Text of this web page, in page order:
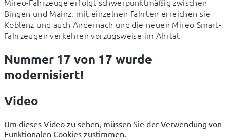
Bingen und Mainz, mit einzelnen Fahrten erreichen sie
Koblenz und auch Andernach und die neuen Mireo Smart-
Fahrzeugen verkehren vorzugsweise im Ahrtal.
Nummer 17 von 17 wurde
modernisiert!
Video
Um dieses Video zu sehen, müssen Sie der Verwendung von
Funktionalen Cookies zustimmen.